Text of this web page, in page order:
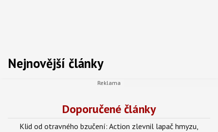
Nejnovější články
Doporučené články
Klid od otravného bzučení: Action zlevnil lapač hmyzu,